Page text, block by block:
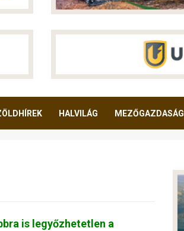
HALVILÁG MEZŐGAZDASÁG
is legyőzhetetlen a